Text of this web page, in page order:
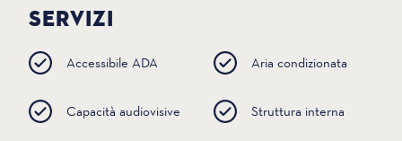
SERVIZI
Accessibile ADA Aria condizionata
Capacità audiovisive Struttura interna